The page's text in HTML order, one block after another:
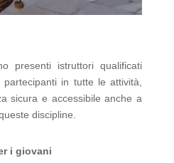
presenti istruttori qualificati
in tutte le attività,
sicura e accessibile anche a
discipline.
i giovani